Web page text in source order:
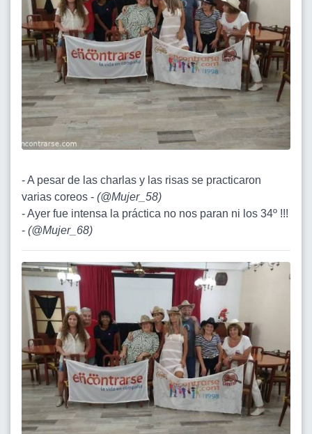
- A pesar de las charlas y las risas se practicaron
varias coreos - (@Mujer_58)
- Ayer fue intensa la práctica no nos paran ni los 34º !!!
- (@Mujer_68)